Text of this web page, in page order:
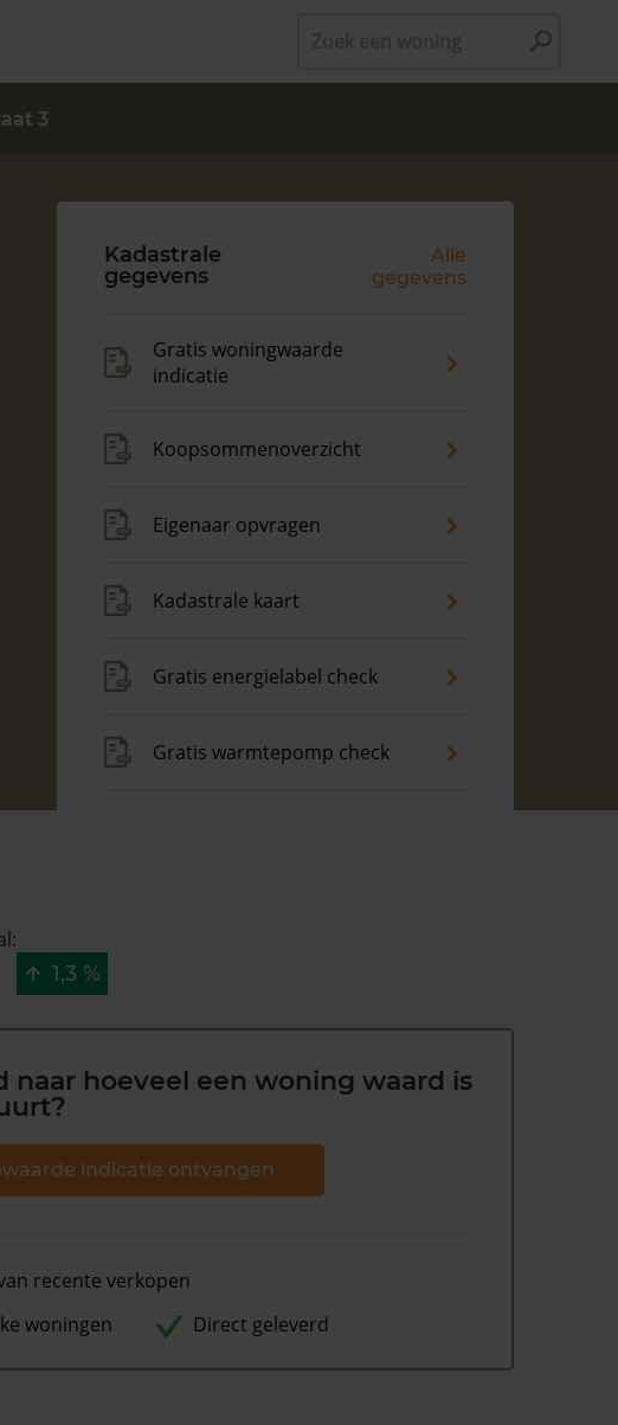
3
Kadastrale
gegevens
Alle
gegevens
Gratis woningwaarde
indicatie
Koopsommenoverzicht
Eigenaar opvragen
Kadastrale kaart
Gratis energielabel check
Gratis warmtepomp check
1,3 %
naar hoeveel een woning waard is
indicatie ontvangen
recente verkopen
woningen
Direct geleverd